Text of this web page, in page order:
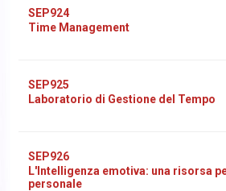
SEP924
Time Management
SEP925
Laboratorio di Gestione del Tempo
SEP926
L'Intelligenza emotiva: una risorsa
personale